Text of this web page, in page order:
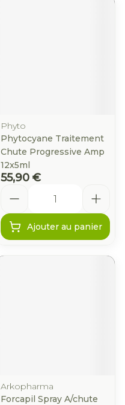
Phyto
Phytocyane Traitement
Chute Progressive Amp
12x5ml
55,90 €
Ajouter au panier
Arkopharma
Forcapil Spray A/chute